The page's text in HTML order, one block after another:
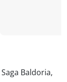
Baldoria,